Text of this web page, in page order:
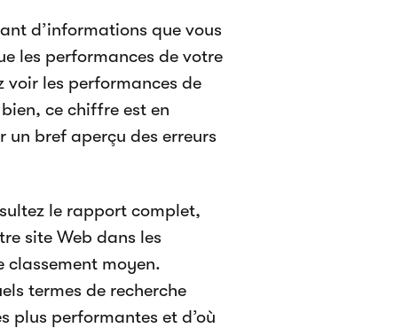
d’informations que vous
les performances de votre
voir les performances de
ce chiffre est en
bref aperçu des erreurs
le rapport complet,
site Web dans les
classement moyen.
termes de recherche
plus performantes et d’où